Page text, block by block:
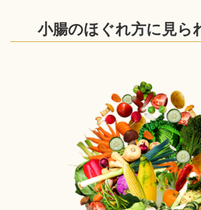
小腸のほぐれ方に見ら